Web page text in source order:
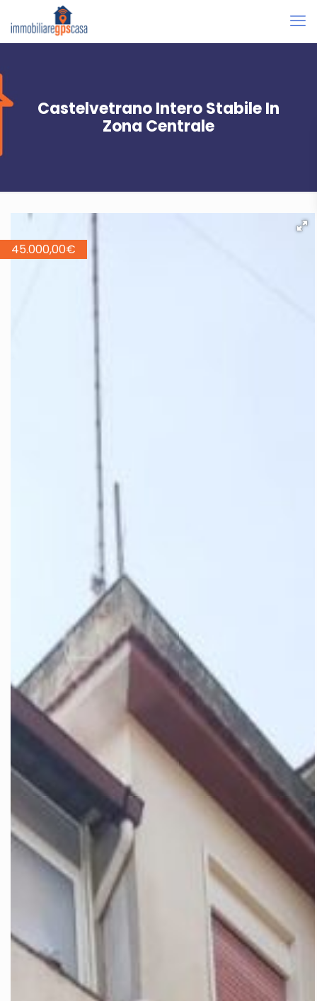
Castelvetrano Intero Stabile In
Zona Centrale
45.000,00€